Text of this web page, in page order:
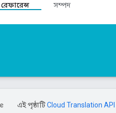
সম্পদ
এই পৃষ্ঠাটিCloud Translation API